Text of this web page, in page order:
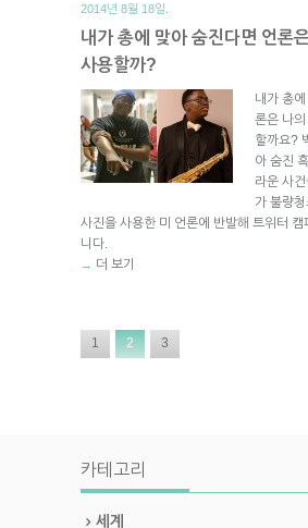
2014년 8월 18일.
내가 총에 맞아 숨진다면 언론
사용할까?
내가 총
론은 나
할까요?
아 숨진
라운 사
가 불량
사진을 사용한 미 언론에 반발해 트위터
니다.
→ 더 보기
1 2 3
카테고리
세계